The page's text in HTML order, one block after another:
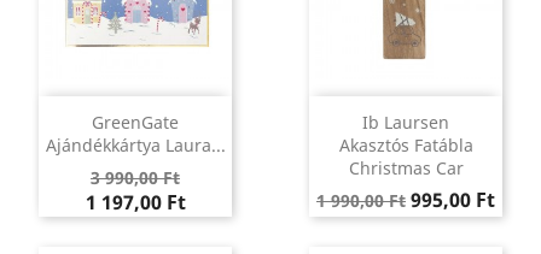
GreenGate
Ajándékkártya Laura...
Regular
price
3 990,00 FtÁr
1 197,00 Ft
Ib Laursen
Akasztós Fatábla
Christmas Car
Regular
price
1 990,00 Ft Ár
995,00 Ft